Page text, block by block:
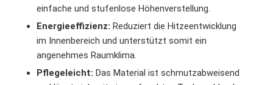
einfache und stufenlose Höhenverstellung.
Energieeffizienz: Reduziert die Hitzeentwicklung
im Innenbereich und unterstützt somit ein
angenehmes Raumklima.
Pflegeleicht: Das Material ist schmutzabweisend